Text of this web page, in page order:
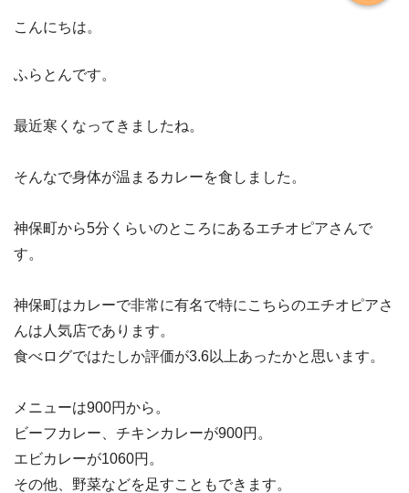
こんにちは。
ふらとんです。
最近寒くなってきましたね。
そんなで身体が温まるカレーを食しました。
神保町から5分くらいのところにあるエチオピアさんで
す。
神保町はカレーで非常に有名で特にこちらのエチオピアさ
んは人気店であります。
食べログではたしか評価が3.6以上あったかと思います。
メニューは900円から。
ビーフカレー、チキンカレーが900円。
エビカレーが1060円。
その他、野菜などを足すこともできます。